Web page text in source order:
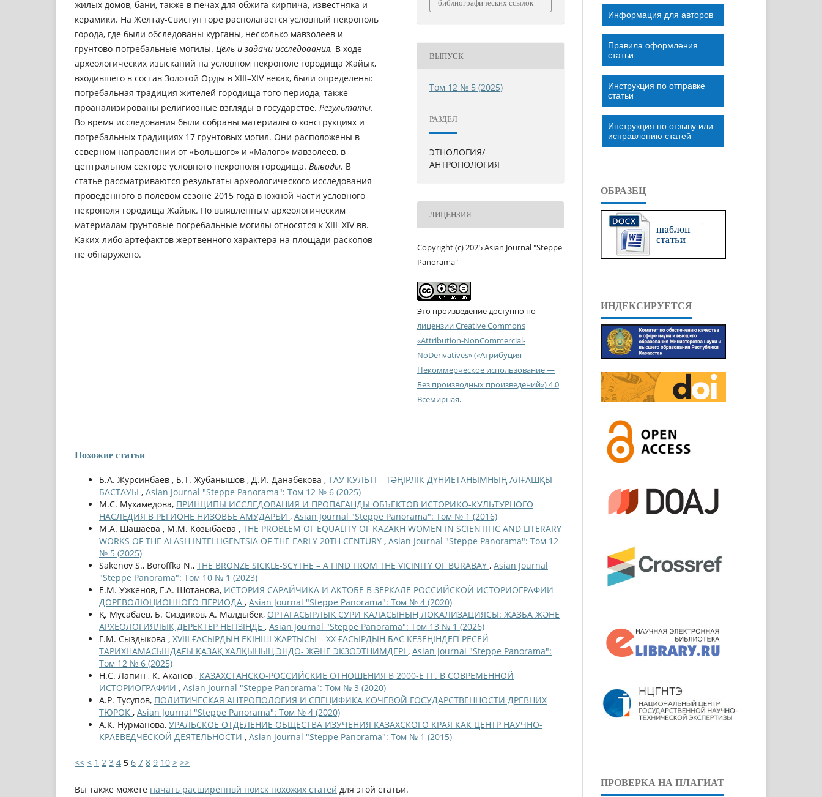
жилых домов, бани, также в печах для обжига кирпича, известняка и
керамики. На Желтау-Свистун горе располагается условный некрополь
города, где были обследованы курганы, несколько мавзолеев и
грунтово-погребальные могилы. Цель и задачи исследования. В ходе
археологических изысканий на условном некрополе городища Жайык,
входившего в состав Золотой Орды в XIII–XIV веках, были определены:
погребальная традиция жителей городища того периода, также
проанализированы религиозные взгляды в государстве. Результаты.
Во время исследования были собраны материалы о конструкциях и
погребальных традициях 17 грунтовых могил. Они расположены в
северном направлении от «Большого» и «Малого» мавзолеев, в
центральном секторе условного некрополя городища. Выводы. В
статье рассматриваются результаты археологического исследования
проведённого в полевом сезоне 2015 года в южной части условного
некрополя городища Жайык. По выявленным археологическим
материалам грунтовые погребальные могилы относятся к XIII–XIV вв.
Каких-либо артефактов жертвенного характера на площади раскопов
не обнаружено.
библиографических ссылок
ВЫПУСК
Том 12 № 5 (2025)
РАЗДЕЛ
ЭТНОЛОГИЯ/
АНТРОПОЛОГИЯ
ЛИЦЕНЗИЯ
Copyright (c) 2025 Asian Journal "Steppe
Panorama"
Это произведение доступно по
лицензии Creative Commons
«Attribution-NonCommercial-
NoDerivatives» («Атрибуция —
Некоммерческое использование —
Без производных произведений») 4.0
Всемирная.
Похожие статьи
Б.А. Журсинбаев , Б.Т. Жубанышов , Д.И. Данабекова , ТАУ КУЛЬТІ – ТӘҢІРЛІК ДҮНИЕТАНЫМНЫҢ АЛҒАШҚЫ
БАСТАУЫ , Asian Journal "Steppe Panorama": Том 12 № 6 (2025)
М.С. Мухамедова, ПРИНЦИПЫ ИССЛЕДОВАНИЯ И ПРОПАГАНДЫ ОБЪЕКТОВ ИСТОРИКО-КУЛЬТУРНОГО
НАСЛЕДИЯ В РЕГИОНЕ НИЗОВЬЕ АМУДАРЬИ , Asian Journal "Steppe Panorama": Том № 1 (2016)
М.А. Шашаева , М.М. Козыбаева , THE PROBLEM OF EQUALITY OF KAZAKH WOMEN IN SCIENTIFIC AND LITERARY
WORKS OF THE ALASH INTELLIGENTSIA OF THE EARLY 20TH CENTURY , Asian Journal "Steppe Panorama": Том 12
№ 5 (2025)
Sakenov S., Boroffkа N., THE BRONZE SICKLE-SCYTHE – A FIND FROM THE VICINITY OF BURABAY , Asian Journal
"Steppe Panorama": Том 10 № 1 (2023)
Е.М. Ужкенов, Г.А. Шотанова, ИСТОРИЯ САРАЙЧИКА И АКТОБЕ В ЗЕРКАЛЕ РОССИЙСКОЙ ИСТОРИОГРАФИИ
ДОРЕВОЛЮЦИОННОГО ПЕРИОДА , Asian Journal "Steppe Panorama": Том № 4 (2020)
Қ. Мұсабаев, Б. Сиздиков, А. Малдыбек, ОРТАҒАСЫРЛЫҚ СУРИ ҚАЛАСЫНЫҢ ЛОКАЛИЗАЦИЯСЫ: ЖАЗБА ЖӘНЕ
АРХЕОЛОГИЯЛЫҚ ДЕРЕКТЕР НЕГІЗІНДЕ , Asian Journal "Steppe Panorama": Том 13 № 1 (2026)
Г.М. Сыздыкова , XVIII ҒАСЫРДЫҢ ЕКІНШІ ЖАРТЫСЫ – XX ҒАСЫРДЫҢ БАС КЕЗЕҢІНДЕГІ РЕСЕЙ
ТАРИХНАМАСЫНДАҒЫ ҚАЗАҚ ХАЛҚЫНЫҢ ЭНДО- ЖӘНЕ ЭКЗОЭТНИМДЕРІ , Asian Journal "Steppe Panorama":
Том 12 № 6 (2025)
Н.С. Лапин , К. Аканов , КАЗАХСТАНСКО-РОССИЙСКИЕ ОТНОШЕНИЯ В 2000-Е ГГ. В СОВРЕМЕННОЙ
ИСТОРИОГРАФИИ , Asian Journal "Steppe Panorama": Том № 3 (2020)
А.Р. Тусупов, ПОЛИТИЧЕСКАЯ АНТРОПОЛОГИЯ И СПЕЦИФИКА КОЧЕВОЙ ГОСУДАРСТВЕННОСТИ ДРЕВНИХ
ТЮРОК , Asian Journal "Steppe Panorama": Том № 4 (2020)
А.К. Нурманова, УРАЛЬСКОЕ ОТДЕЛЕНИЕ ОБЩЕСТВА ИЗУЧЕНИЯ КАЗАХСКОГО КРАЯ КАК ЦЕНТР НАУЧНО-
КРАЕВЕДЧЕСКОЙ ДЕЯТЕЛЬНОСТИ , Asian Journal "Steppe Panorama": Том № 1 (2015)
<< < 1 2 3 4 5 6 7 8 9 10 > >>
Вы также можете начать расширеннвй поиск похожих статей для этой статьи.
Информация для авторов
Правила оформления
статьи
Инструкция по отправке
статьи
Инструкция по отзыву или
исправлению статей
ОБРАЗЕЦ
ИНДЕКСИРУЕТСЯ
ПРОВЕРКА НА ПЛАГИАТ